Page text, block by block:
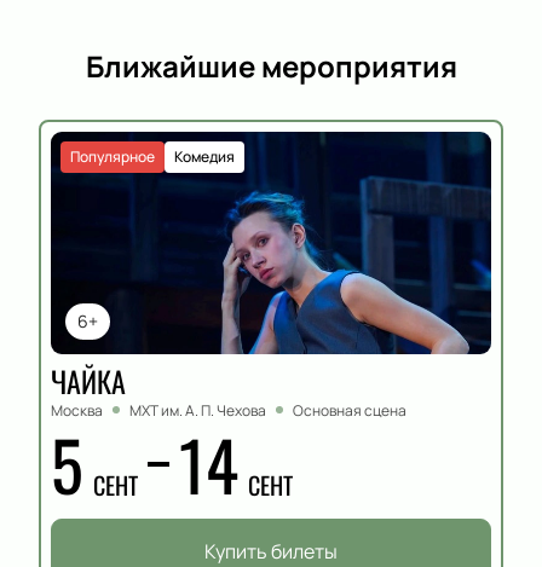
Ближайшие мероприятия
6+
Комедия
Популярное
ЧАЙКА
Москва МХТ им. А. П. Чехова Основная сцена
5 СЕНТ 14 СЕНТ
Купить билеты